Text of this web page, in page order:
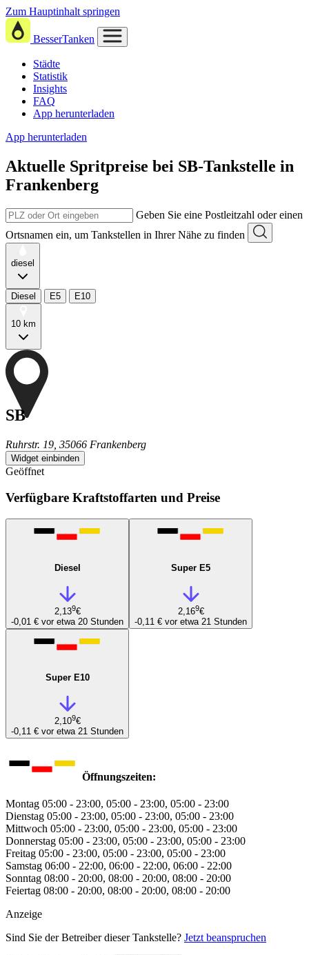
Zum Hauptinhalt springen
BesserTanken
Städte
Statistik
Insights
FAQ
App herunterladen
App herunterladen
Aktuelle Spritpreise bei SB-Tankstelle in
Frankenberg
Geben Sie eine Postleitzahl oder einen
Ortsnamen ein, um Tankstellen in Ihrer Nähe zu finden
diesel
Diesel E5 E10
10 km
SB
Ruhrstr. 19, 35066 Frankenberg
Widget einbinden
Geöffnet
Verfügbare Kraftstoffarten und Preise
Diesel
2,139€
-0,01 € vor etwa 20 Stunden
Super E5
2,169€
-0,11 € vor etwa 21 Stunden
Super E10
2,109€
-0,11 € vor etwa 21 Stunden
Öffnungszeiten:
Montag 05:00 - 23:00, 05:00 - 23:00, 05:00 - 23:00
Dienstag 05:00 - 23:00, 05:00 - 23:00, 05:00 - 23:00
Mittwoch 05:00 - 23:00, 05:00 - 23:00, 05:00 - 23:00
Donnerstag 05:00 - 23:00, 05:00 - 23:00, 05:00 - 23:00
Freitag 05:00 - 23:00, 05:00 - 23:00, 05:00 - 23:00
Samstag 06:00 - 22:00, 06:00 - 22:00, 06:00 - 22:00
Sonntag 08:00 - 20:00, 08:00 - 20:00, 08:00 - 20:00
Feiertag 08:00 - 20:00, 08:00 - 20:00, 08:00 - 20:00
Anzeige
Sind Sie der Betreiber dieser Tankstelle? Jetzt beanspruchen